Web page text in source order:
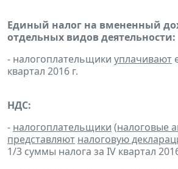
Единый налог на вмененный
отдельных видов деятельности:
- налогоплательщики уплачивают
квартал 2016 г.
НДС:
- налогоплательщики (налоговые
представляют налоговую
1/3 суммы налога за IV квартал